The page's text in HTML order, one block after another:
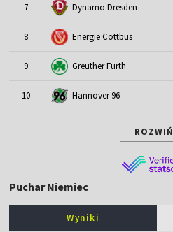
7 Dynamo Dresden
8 Energie Cottbus
9 Greuther Furth
10 Hannover 96
ROZWIŃ
Puchar Niemiec
Wyniki